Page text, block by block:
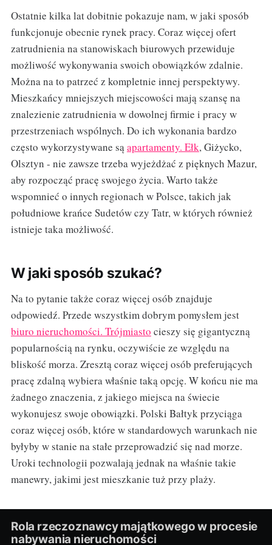
Ostatnie kilka lat dobitnie pokazuje nam, w jaki sposób
funkcjonuje obecnie rynek pracy. Coraz więcej ofert
zatrudnienia na stanowiskach biurowych przewiduje
możliwość wykonywania swoich obowiązków zdalnie.
Można na to patrzeć z kompletnie innej perspektywy.
Mieszkańcy mniejszych miejscowości mają szansę na
znalezienie zatrudnienia w dowolnej firmie i pracy w
przestrzeniach wspólnych. Do ich wykonania bardzo
często wykorzystywane sąapartamenty. Ełk, Giżycko,
Olsztyn - nie zawsze trzeba wyjeżdżać z pięknych Mazur,
aby rozpocząć pracę swojego życia. Warto także
wspomnieć o innych regionach w Polsce, takich jak
południowe krańce Sudetów czy Tatr, w których również
istnieje taka możliwość.
W jaki sposób szukać?
Na to pytanie także coraz więcej osób znajduje
odpowiedź. Przede wszystkim dobrym pomysłem jest
biuro nieruchomości. Trójmiasto cieszy się gigantyczną
popularnością na rynku, oczywiście ze względu na
bliskość morza. Zresztą coraz więcej osób preferujących
pracę zdalną wybiera właśnie taką opcję. W końcu nie ma
żadnego znaczenia, z jakiego miejsca na świecie
wykonujesz swoje obowiązki. Polski Bałtyk przyciąga
coraz więcej osób, które w standardowych warunkach nie
byłyby w stanie na stałe przeprowadzić się nad morze.
Uroki technologii pozwalają jednak na właśnie takie
manewry, jakimi jest mieszkanie tuż przy plaży.
Rola rzeczoznawcy majątkowego w procesie
nabywania nieruchomości